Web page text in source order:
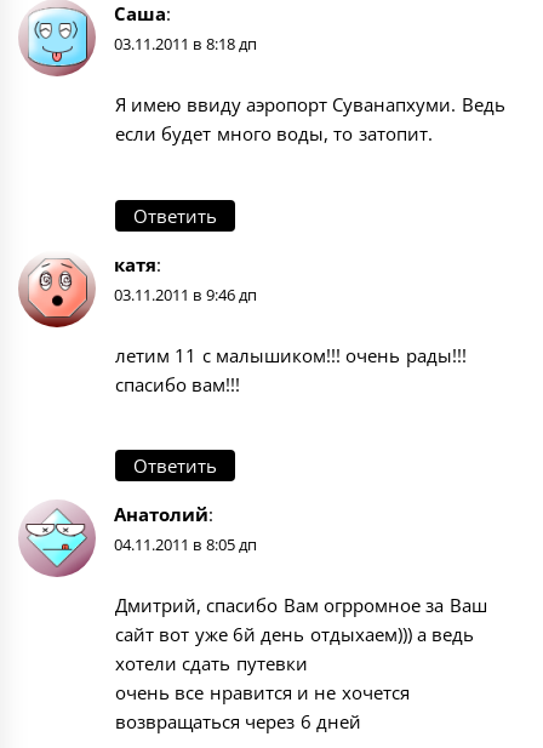
Саша:
03.11.2011 в 8:18 дп
Я имею ввиду аэропорт Суванапхуми. Ведь
если будет много воды, то затопит.
Ответить
катя:
03.11.2011 в 9:46 дп
летим 11 с малышиком!!! очень рады!!!
спасибо вам!!!
Ответить
Анатолий:
04.11.2011 в 8:05 дп
Дмитрий, спасибо Вам огрромное за Ваш
сайт вот уже 6й день отдыхаем))) а ведь
хотели сдать путевки
очень все нравится и не хочется
возвращаться через 6 дней